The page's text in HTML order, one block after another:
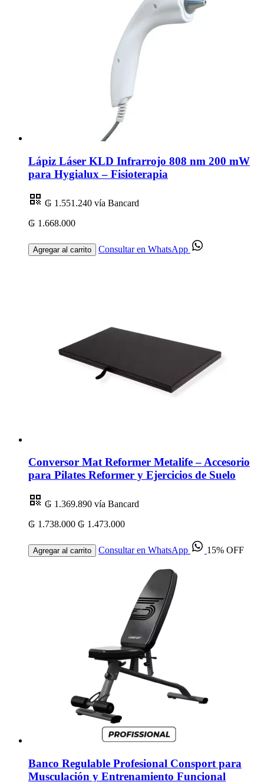
Lápiz Láser KLD Infrarrojo 808 nm 200 mW
para Hygialux – Fisioterapia
₲ 1.551.240 vía Bancard
₲ 1.668.000
Agregar al carrito Consultar en WhatsApp
Conversor Mat Reformer Metalife – Accesorio
para Pilates Reformer y Ejercicios de Suelo
₲ 1.369.890 vía Bancard
₲ 1.738.000 ₲ 1.473.000
Agregar al carrito Consultar en WhatsApp 15% OFF
Banco Regulable Profesional Consport para
Musculación y Entrenamiento Funcional